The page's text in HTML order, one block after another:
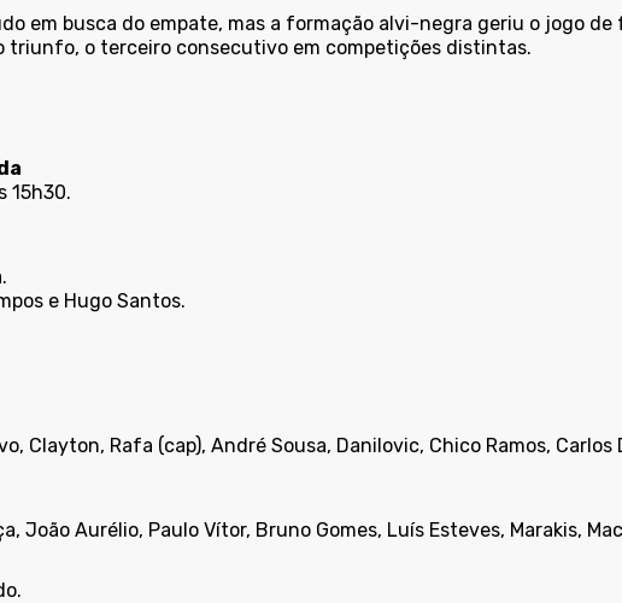
em busca do empate, mas a formação alvi-negra geriu o jogo de
triunfo, o terceiro consecutivo em competições distintas.
15h30.
e Hugo Santos.
Clayton, Rafa (cap), André Sousa, Danilovic, Chico Ramos, Carlos
João Aurélio, Paulo Vítor, Bruno Gomes, Luís Esteves, Marakis,